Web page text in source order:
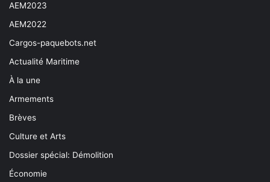
AEM2023
AEM2022
Cargos-paquebots.net
Actualité Maritime
À la une
Armements
Brèves
Culture et Arts
Dossier spécial: Démolition
Économie